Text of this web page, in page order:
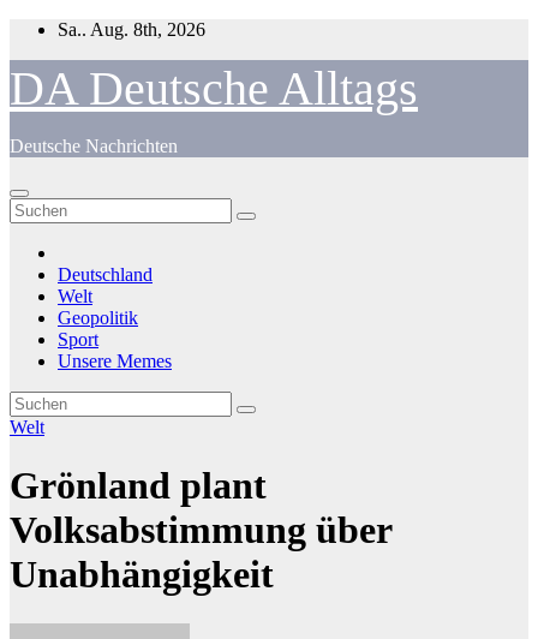
Zum
springen
Sa.. Aug. 8th, 2026
DA Deutsche Alltags
Deutsche Nachrichten
Deutschland
Welt
Geopolitik
Sport
Unsere Memes
Welt
Grönland plant
Volksabstimmung über
Unabhängigkeit